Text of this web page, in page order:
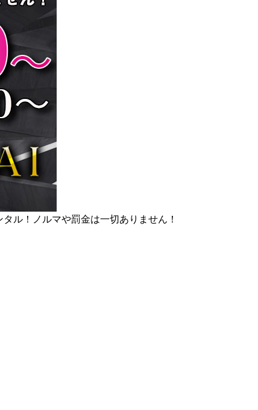
ル！ノルマや罰金は一切ありません！